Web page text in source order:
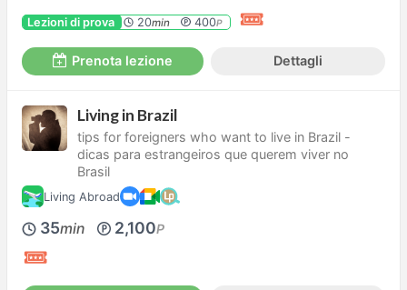
Lezioni di prova 20min 400P
Prenota lezione Dettagli
Living in Brazil
tips for foreigners who want to live in Brazil -
dicas para estrangeiros que querem viver no
Brasil
Living Abroad
35min 2,100P